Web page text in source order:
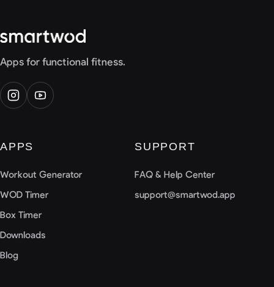
Apps for functional fitness.
APPS
Workout Generator
WOD Timer
Box Timer
Downloads
Blog
SUPPORT
FAQ & Help Center
support@smartwod.app